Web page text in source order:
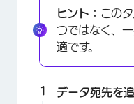
ヒント： この
つではなく、
適です。
データ宛先を